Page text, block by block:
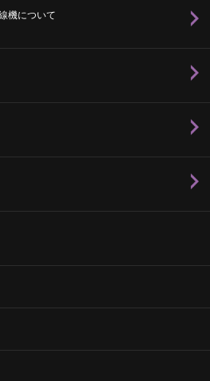
機について